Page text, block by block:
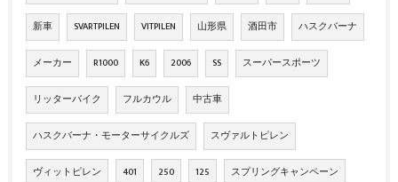
新車 SVARTPILEN VITPILEN 山形県 酒田市 ハスクバーナ
メーカー R1000 K6 2006 SS スーパースポーツ
リッターバイク フルカウル 中古車
ハスクバーナ・モーターサイクルズ スヴァルトピレン
ヴィットピレン 401 250 125 スプリングキャンペーン